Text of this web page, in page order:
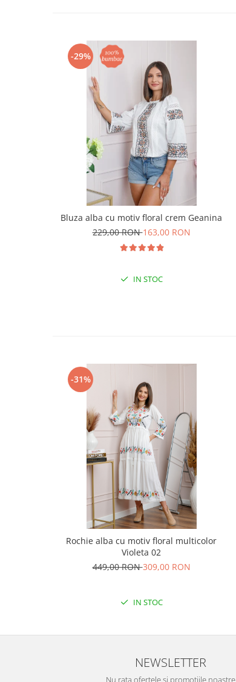
-29%
Bluza alba cu motiv floral crem Geanina
229,00 RON163,00 RON
IN STOC
-31%
Rochie alba cu motiv floral multicolor
Violeta 02
449,00 RON309,00 RON
IN STOC
NEWSLETTER
Nu rata ofertele si promotiile noastre